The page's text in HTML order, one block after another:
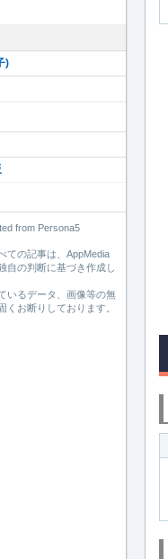
)
from Persona5
ての記事は、AppMedia
自の判断に基づき作成し
いるデータ、画像等の無
くお断りしております。